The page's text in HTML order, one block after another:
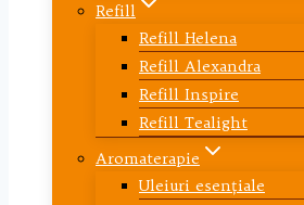
Refill
Refill Helena
Refill Alexandra
Refill Inspire
Refill Tealight
Aromaterapie
Uleiuri esenţiale